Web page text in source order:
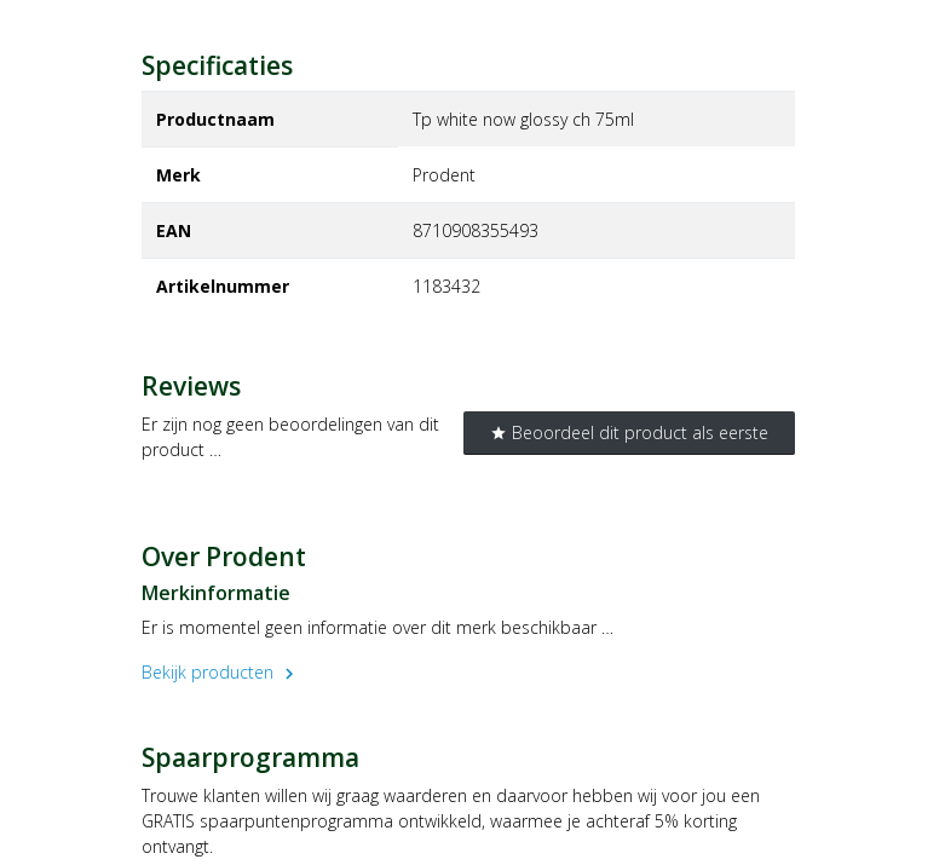
Specificaties
Productnaam Tp white now glossy ch 75ml
Merk prodent
EAN 8710908355493
Artikelnummer 1183432
Reviews
star Beoordeel dit product als eerste
Er zijn nog geen beoordelingen van dit
product …
Over Prodent
Merkinformatie
Er is momentel geen informatie over dit merk beschikbaar …
Bekijk producten
chevron_right
Spaarprogramma
Trouwe klanten willen wij graag waarderen en daarvoor hebben wij voor jou een
GRATIS spaarpuntenprogramma ontwikkeld, waarmee je achteraf 5% korting
ontvangt.